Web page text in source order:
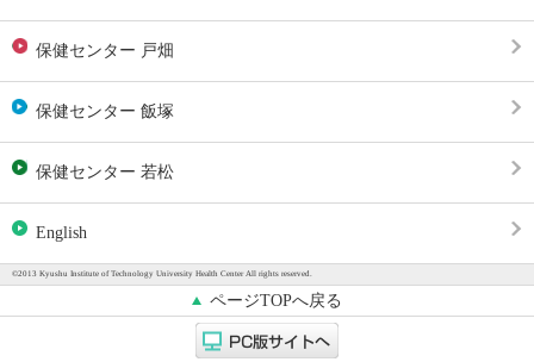
保健センター 戸畑
保健センター 飯塚
保健センター 若松
English
©2013 Kyushu Institute of Technology University Health Center All rights reserved.
ページTOPへ戻る